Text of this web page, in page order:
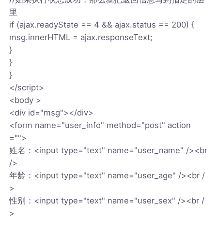
里
if (ajax.readyState == 4 && ajax.status == 200) {
msg.innerHTML = ajax.responseText;
}
}
}
</script>
<body >
<div id="msg"></div>
<form name="user_info" method="post" action
="">
姓名：<input type="text" name="user_name" /><br
/>
年龄：<input type="text" name="user_age" /><br /
>
性别：<input type="text" name="user_sex" /><br /
>